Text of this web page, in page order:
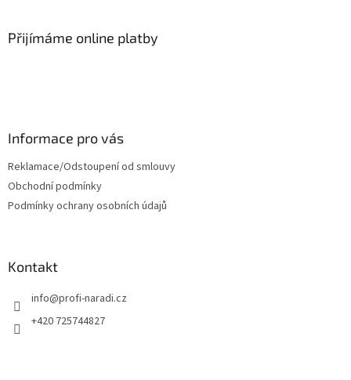
Přijímáme online platby
Informace pro vás
Reklamace/Odstoupení od smlouvy
Obchodní podmínky
Podmínky ochrany osobních údajů
Kontakt
info@profi-naradi.cz
+420 725744827